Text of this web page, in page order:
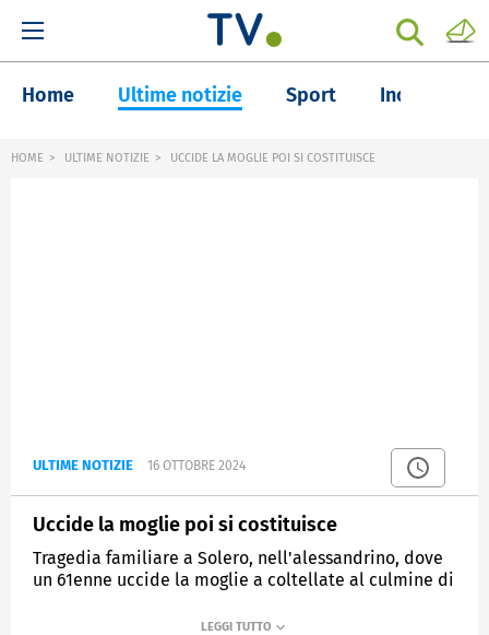
Home Ultime notizie Sport Inchieste
HOME ULTIME NOTIZIE UCCIDE LA MOGLIE POI SI COSTITUISCE
ULTIME NOTIZIE 16 OTTOBRE 2024
Uccide la moglie poi si costituisce
Tragedia familiare a Solero, nell'alessandrino, dove
un 61enne uccide la moglie a coltellate al culmine di